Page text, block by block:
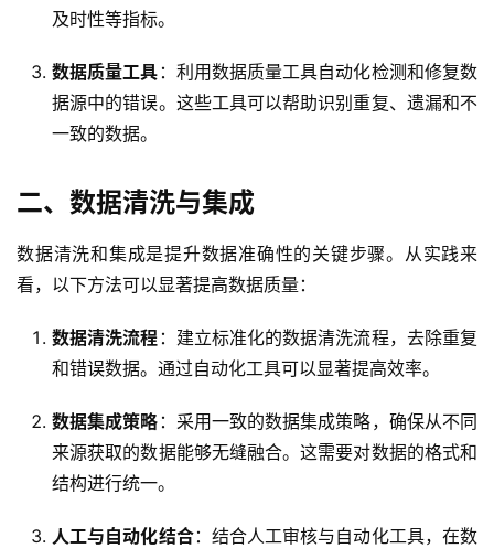
及时性等指标。
数据质量工具 ：利用数据质量工具自动化检测和修复数
据源中的错误。这些工具可以帮助识别重复、遗漏和不
一致的数据。
二、数据清洗与集成
数据清洗和集成是提升数据准确性的关键步骤。从实践来
看，以下方法可以显著提高数据质量：
数据清洗流程 ：建立标准化的数据清洗流程，去除重复
和错误数据。通过自动化工具可以显著提高效率。
数据集成策略 ：采用一致的数据集成策略，确保从不同
来源获取的数据能够无缝融合。这需要对数据的格式和
结构进行统一。
人工与自动化结合：结合人工审核与自动化工具，在数